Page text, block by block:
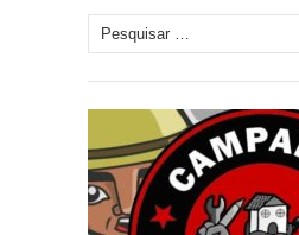
Pesquisar por: